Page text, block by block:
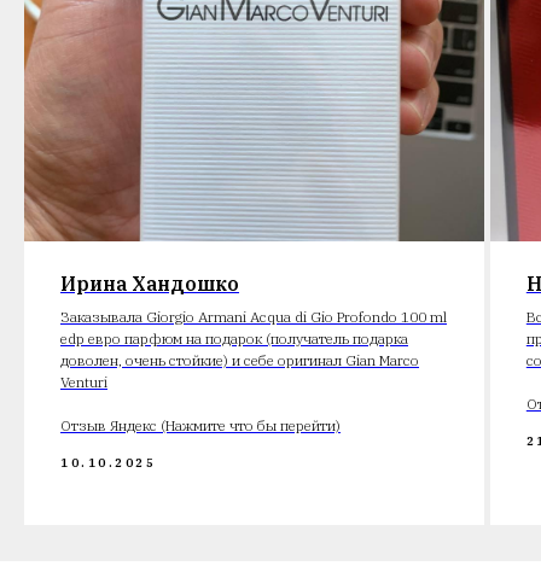
Ирина Хандошко
Заказывала Giorgio Armani Acqua di Gio Profondo 100 ml
edp евро парфюм на подарок (получатель подарка
доволен, очень стойкие) и себе оригинал Gian Marco
Venturi
Отзыв Яндекс (Нажмите что бы перейти)
10.10.2025